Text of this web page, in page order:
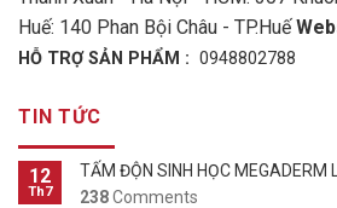
Huế: 140 Phan Bội Châu - TP.Huế
HỖ TRỢ SẢN PHẨM : 0948802788
TIN TỨC
12
Th7
TẤM ĐỘN SINH HỌC MEGADERM
238Comments